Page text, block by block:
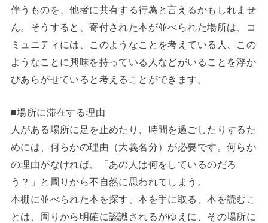
伴うものを、他者に共有する行為と言えるかもしれませ
ん。そうすると、寄付された本が並べられた場所は、コ
ミュニティには、このようなことを考えている人、この
ようなことに興味を持っている人などがいることを浮か
びあらがせていると考えることができます。
■場所に滞在する理由
人がある場所に足を止めたり、時間を過ごしたりするた
めには、何らかの理由（大義名分）が必要です。何らか
の理由がなければ、「あの人は何をしているのだろ
う？」と周りから不自然に思われてしまう。
本棚に並べられた本を探す、本を手に取る、本を読むこ
とは、周りから明確に認識されるがゆえに、その場所に